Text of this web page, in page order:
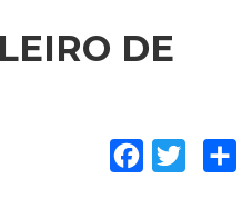
DE
Facebook
Twitter